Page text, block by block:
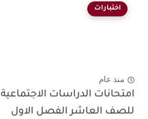
اختبارات
منذ عام
امتحانات الدراسات الاجتماعية
للصف العاشر الفصل الاول